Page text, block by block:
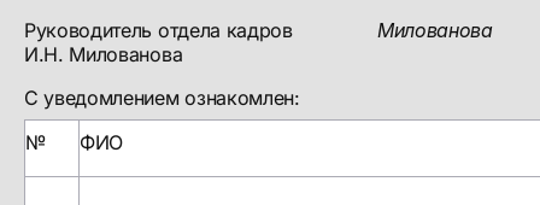
Руководитель отдела кадров Милованова
И.Н. Милованова
С уведомлением ознакомлен:
№
ФИО